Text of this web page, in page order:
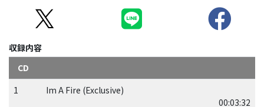
収録内容
CD
1
Im A Fire (Exclusive)
00:03:32